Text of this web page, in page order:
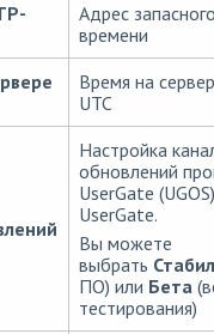
Адрес
времени
Время на
UTC
Настройка
обновлений
UserGate
UserGate.
Вы можете
выбрать
ПО) или Бета
тестирования)